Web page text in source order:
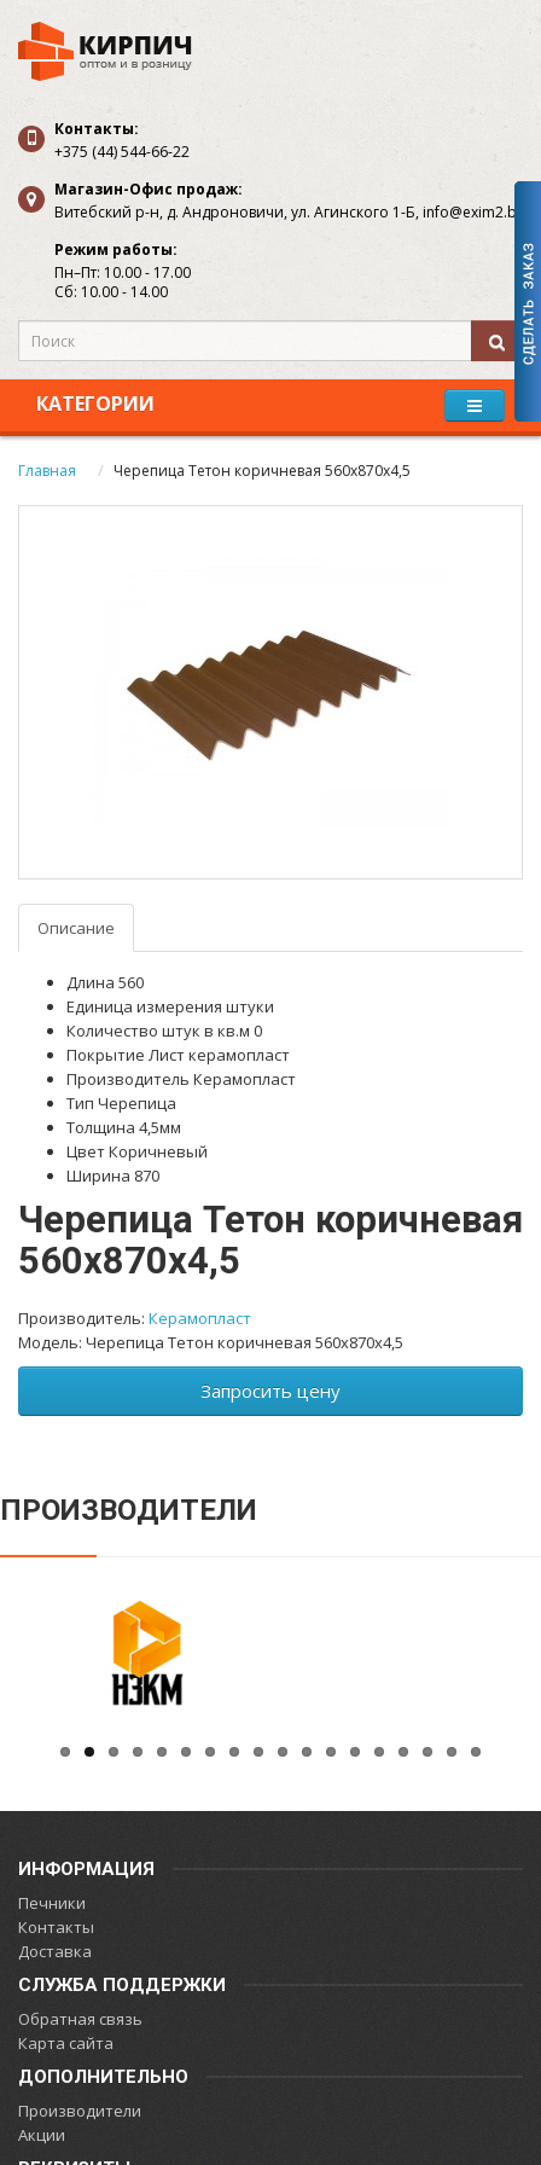
Контакты:
+375 (44) 544-66-22
Магазин-Офис продаж:
Витебский р-н, д. Андроновичи, ул. Агинского 1-Б, info@exim2.by
Режим работы:
Пн–Пт: 10.00 - 17.00
Сб: 10.00 - 14.00
КАТЕГОРИИ
Главная Черепица Тетон коричневая 560х870х4,5
Описание
Длина 560
Единица измерения штуки
Количество штук в кв.м 0
Покрытие Лист керамопласт
Производитель Керамопласт
Тип Черепица
Толщина 4,5мм
Цвет Коричневый
Ширина 870
Черепица Тетон коричневая
560х870х4,5
Производитель: Керамопласт
Модель: Черепица Тетон коричневая 560х870х4,5
Запросить цену
ПРОИЗВОДИТЕЛИ
ИНФОРМАЦИЯ
Печники
Контакты
Доставка
СЛУЖБА ПОДДЕРЖКИ
Обратная связь
Карта сайта
ДОПОЛНИТЕЛЬНО
Производители
Акции